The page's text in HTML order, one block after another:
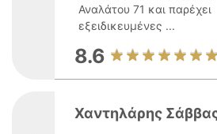
Αναλάτου 71 και παρέχει
εξειδικευμένες ...
8.6
Χαντηλάρης